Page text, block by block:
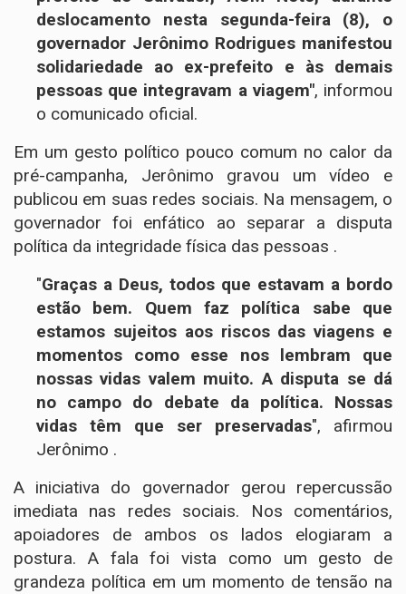
deslocamento nesta segunda-feira (8), o
governador Jerônimo Rodrigues manifestou
solidariedade ao ex-prefeito e às demais
pessoas que integravam a viagem", informou
o comunicado oficial.
Em um gesto político pouco comum no calor da
pré-campanha, Jerônimo gravou um vídeo e
publicou em suas redes sociais. Na mensagem, o
governador foi enfático ao separar a disputa
política da integridade física das pessoas .
"Graças a Deus, todos que estavam a bordo
estão bem. Quem faz política sabe que
estamos sujeitos aos riscos das viagens e
momentos como esse nos lembram que
nossas vidas valem muito. A disputa se dá
no campo do debate da política. Nossas
vidas têm que ser preservadas", afirmou
Jerônimo .
A iniciativa do governador gerou repercussão
imediata nas redes sociais. Nos comentários,
apoiadores de ambos os lados elogiaram a
postura. A fala foi vista como um gesto de
grandeza política em um momento de tensão na